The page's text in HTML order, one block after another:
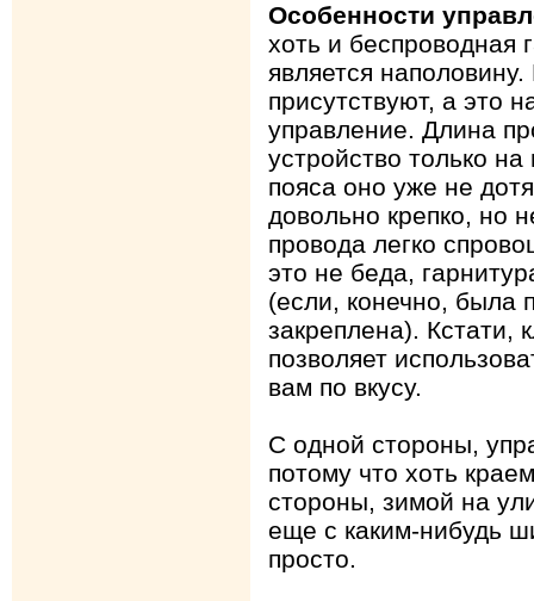
Особенности
хоть и беспроводная
является
присутствуют, а это
управление. Длина
устройство только
пояса оно уже не
довольно крепко, но
провода легко
это не беда,
(если, конечно, была
закреплена). Кстати,
позволяет
вам по вкусу.
С одной стороны,
потому что хоть
стороны, зимой на
еще с каким-нибудь
просто.